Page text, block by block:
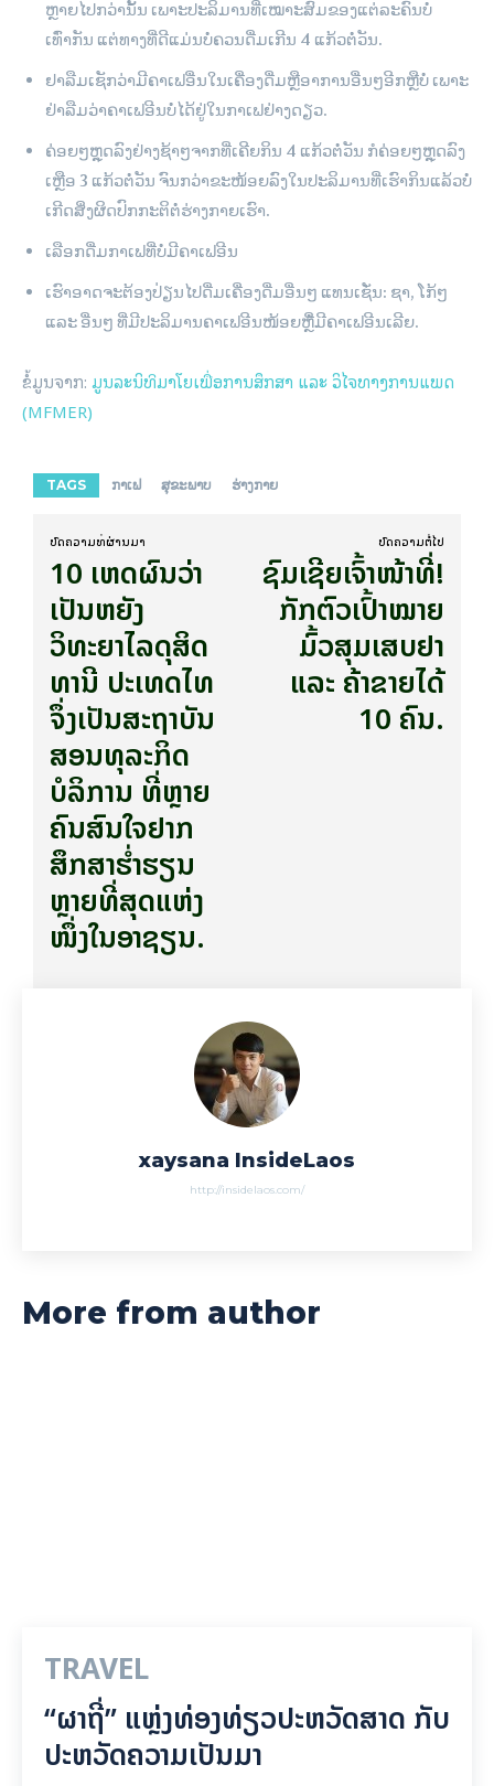
ຫຼາຍໄປກວ່ານັ້ນ ເພາະປະລິມານທີ່ເໝາະສົມຂອງແຕ່ລະຄົນບໍ່
ເທົ່າກັນ ແຕ່ທາງທີ່ດີແມ່ນບໍ່ຄວນດື່ມເກີນ 4 ແກ້ວຕໍ່ວັນ.
ຢາລືມເຊັກວ່າມີຄາເຟອື່ນໃນເຄື່ອງດື່ມຫຼືອາການອື່ນໆອີກຫຼືບໍ່ ເພາະ
ຢ່າລືມວ່າຄາເຟອີນບໍ່ໄດ້ຢູ່ໃນກາເຟຢ່າງດຽວ.
ຄ່ອຍໆຫຼຸດລົງຢ່າງຊ້າໆຈາກທີ່ເຄີຍກິນ 4 ແກ້ວຕໍ່ວັນ ກໍຄ່ອຍໆຫຼຸດລົງ
ເຫຼືອ 3 ແກ້ວຕໍ່ວັນ ຈົນກວ່າຂະໜ້ອຍລົງໃນປະລິມານທີ່ເຮົາກິນແລ້ວບໍ່
ເກີດສິ່ງຜິດປົກກະຕິຕໍ່ຮ່າງກາຍເຮົາ.
ເລືອກດື່ມກາເຟທີ່ບໍ່ມີຄາເຟອີນ
ເຮົາອາດຈະຕ້ອງປ່ຽນໄປດື່ມເຄື່ອງດື່ມອື່ນໆ ແທນເຊັ່ນ: ຊາ, ໂກ້ໆ
ແລະ ອື່ນໆ ທີ່ມີປະລິມານຄາເຟອີນໜ້ອຍຫຼືໍ່ມີຄາເຟອີນເລີຍ.
ຂໍ້ມູນຈາກ: ມູນລະນິທິມາໂຍເພື່ອການສຶກສາ ແລະ ວິໄຈທາງການແພດ
(MFMER)
TAGS ກາເຟ ສຸຂະພາບ ຮ່າງກາຍ
ບົດ​ຄວາມ​ທີ່​ຜ່ານ​ມາ
10 ເຫດຜົນວ່າ
ເປັນຫຍັງ
ວິທະຍາໄລດຸສິດ
ທານີ ປະເທດໄທ
ຈຶ່ງເປັນສະຖາບັນ
ສອນທຸລະກິດ
ບໍລິການ ທີ່ຫຼາຍ
ຄົນສົນໃຈຢາກ
ສຶກສາຮໍ່າຮຽນ
ຫຼາຍທີ່ສຸດແຫ່ງ
ໜຶ່ງໃນອາຊຽນ.
ບົດ​ຄວາມ​ຕໍ່​ໄປ
ຊົມເຊີຍເຈົ້າໜ້າທີ່!
ກັກຕົວເປົ້າໝາຍ
ມົ້ວສຸມເສບຢາ
ແລະ ຄ້າຂາຍໄດ້
10 ຄົນ.
xaysana InsideLaos
http://insidelaos.com/
More from author
TRAVEL
“ຜາຖີ່” ແຫຼ່ງທ່ອງທ່ຽວປະຫວັດສາດ ກັບ
ປະຫວັດຄວາມເປັນມາ